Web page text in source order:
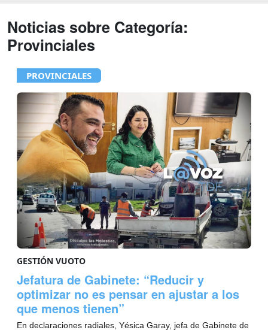
Noticias sobre Categoría:
Provinciales
PROVINCIALES
GESTIÓN VUOTO
Jefatura de Gabinete: “Reducir y
optimizar no es pensar en ajustar a los
que menos tienen”
En declaraciones radiales, Yésica Garay, jefa de Gabinete de